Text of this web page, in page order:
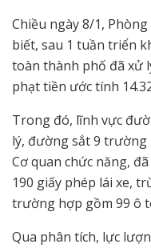
Chiều ngày 8/1, Phòng
biết, sau 1 tuần triển
toàn thành phố đã xử
phạt tiền ước tính
Trong đó, lĩnh vực
lý, đường sắt 9
Cơ quan chức năng,
190 giấy phép lái xe,
trường hợp gồm 99 ô
Qua phân tích, lực